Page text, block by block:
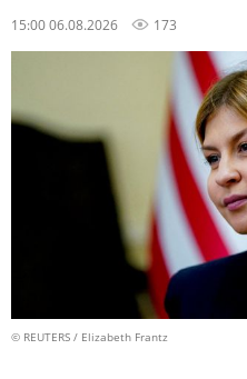
15:00 06.08.2026 173
© REUTERS / Elizabeth Frantz